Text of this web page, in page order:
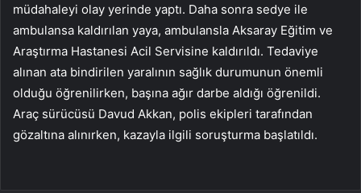
müdahaleyi olay yerinde yaptı. Daha sonra sedye ile
ambulansa kaldırılan yaya, ambulansla Aksaray Eğitim ve
Araştırma Hastanesi Acil Servisine kaldırıldı. Tedaviye
alınan ata bindirilen yaralının sağlık durumunun önemli
olduğu öğrenilirken, başına ağır darbe aldığı öğrenildi.
Araç sürücüsü Davud Akkan, polis ekipleri tarafından
gözaltına alınırken, kazayla ilgili soruşturma başlatıldı.